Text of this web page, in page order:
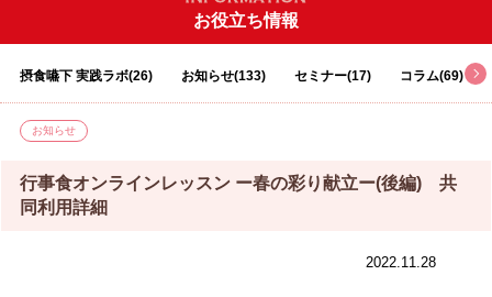
お役立ち情報
摂食嚥下 実践ラボ(26) お知らせ(133) セミナー(17) コラム(69)
お知らせ
行事食オンラインレッスン ー春の彩り献立ー(後編) 共
同利用詳細
2022.11.28